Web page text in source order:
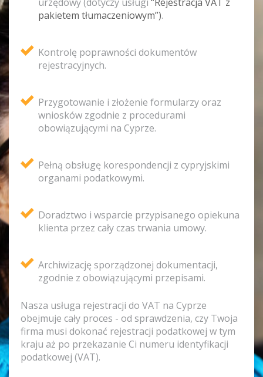
pakietem tłumaczeniowym”).
Kontrolę poprawności dokumentów
rejestracyjnych.
Przygotowanie i złożenie formularzy oraz
wniosków zgodnie z procedurami
obowiązującymi na Cyprze.
Pełną obsługę korespondencji z cypryjskimi
organami podatkowymi.
Doradztwo i wsparcie przypisanego opiekuna
klienta przez cały czas trwania umowy.
Archiwizację sporządzonej dokumentacji,
zgodnie z obowiązującymi przepisami.
Nasza usługa rejestracji do VAT na Cyprze
obejmuje cały proces - od sprawdzenia, czy Twoja
firma musi dokonać rejestracji podatkowej w tym
kraju aż po przekazanie Ci numeru identyfikacji
podatkowej (VAT).